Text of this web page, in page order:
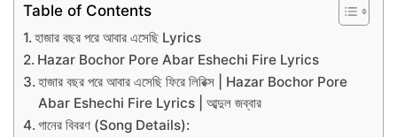
Table of Contents
হাজার বছর পরে আবার এসেছি Lyrics
Hazar Bochor Pore Abar Eshechi Fire Lyrics
হাজার বছর পরে আবার এসেছি ফিরে লিরিক্স | Hazar Bochor Pore
Abar Eshechi Fire Lyrics | আব্দুল জব্বার
গানের বিবরণ (Song Details):